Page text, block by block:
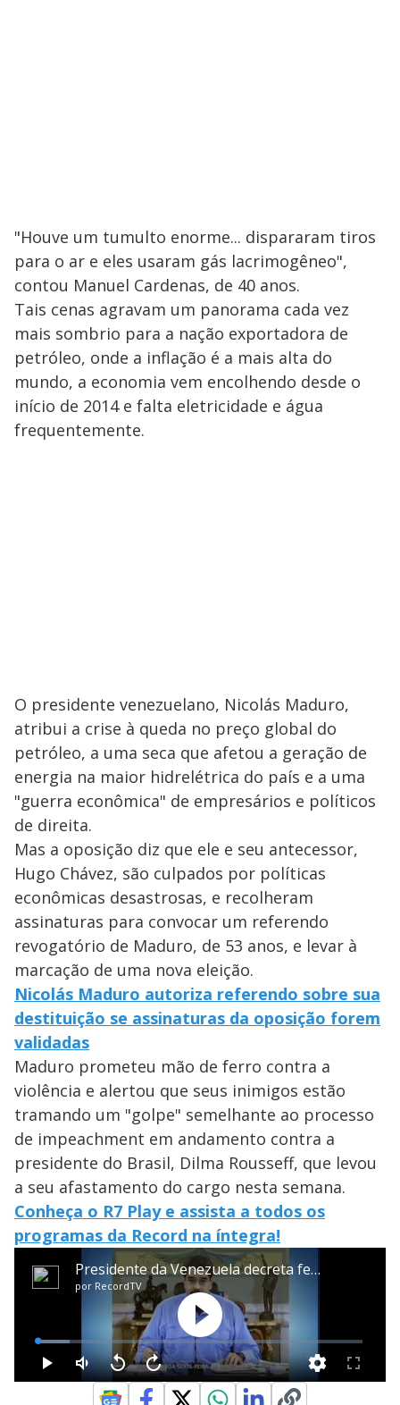
"Houve um tumulto enorme... dispararam tiros
para o ar e eles usaram gás lacrimogêneo",
contou Manuel Cardenas, de 40 anos.
Tais cenas agravam um panorama cada vez
mais sombrio para a nação exportadora de
petróleo, onde a inflação é a mais alta do
mundo, a economia vem encolhendo desde o
início de 2014 e falta eletricidade e água
frequentemente.
O presidente venezuelano, Nicolás Maduro,
atribui a crise à queda no preço global do
petróleo, a uma seca que afetou a geração de
energia na maior hidrelétrica do país e a uma
"guerra econômica" de empresários e políticos
de direita.
Mas a oposição diz que ele e seu antecessor,
Hugo Chávez, são culpados por políticas
econômicas desastrosas, e recolheram
assinaturas para convocar um referendo
revogatório de Maduro, de 53 anos, e levar à
marcação de uma nova eleição.
Nicolás Maduro autoriza referendo sobre sua
destituição se assinaturas da oposição forem
validadas
Maduro prometeu mão de ferro contra a
violência e alertou que seus inimigos estão
tramando um "golpe" semelhante ao processo
de impeachment em andamento contra a
presidente do Brasil, Dilma Rousseff, que levou
a seu afastamento do cargo nesta semana.
Conheça o R7 Play e assista a todos os
programas da Record na íntegra!